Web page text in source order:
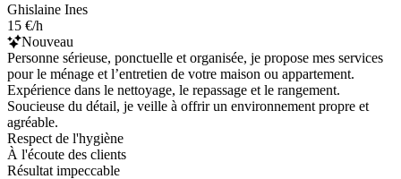
Ghislaine Ines
15 €/h
Nouveau
Personne sérieuse, ponctuelle et organisée, je propose mes services
pour le ménage et l’entretien de votre maison ou appartement.
Expérience dans le nettoyage, le repassage et le rangement.
Soucieuse du détail, je veille à offrir un environnement propre et
agréable.
Respect de l'hygiène
À l'écoute des clients
Résultat impeccable